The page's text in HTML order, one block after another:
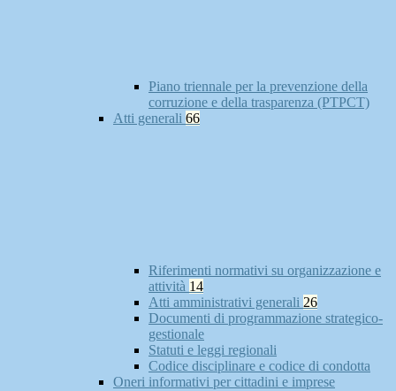
Piano triennale per la prevenzione della
corruzione e della trasparenza (PTPCT)
Atti generali 66
Riferimenti normativi su organizzazione e
attività 14
Atti amministrativi generali 26
Documenti di programmazione strategico-
gestionale
Statuti e leggi regionali
Codice disciplinare e codice di condotta
Oneri informativi per cittadini e imprese